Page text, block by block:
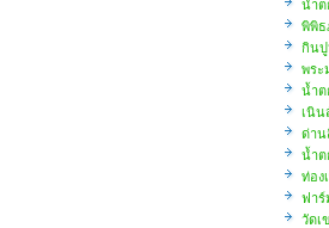
น้ำต
พิพิ
กินปู
พระ
น้ำต
เนิน
ด่าน
น้ำต
ท่อง
ฟาร์
วัดเ